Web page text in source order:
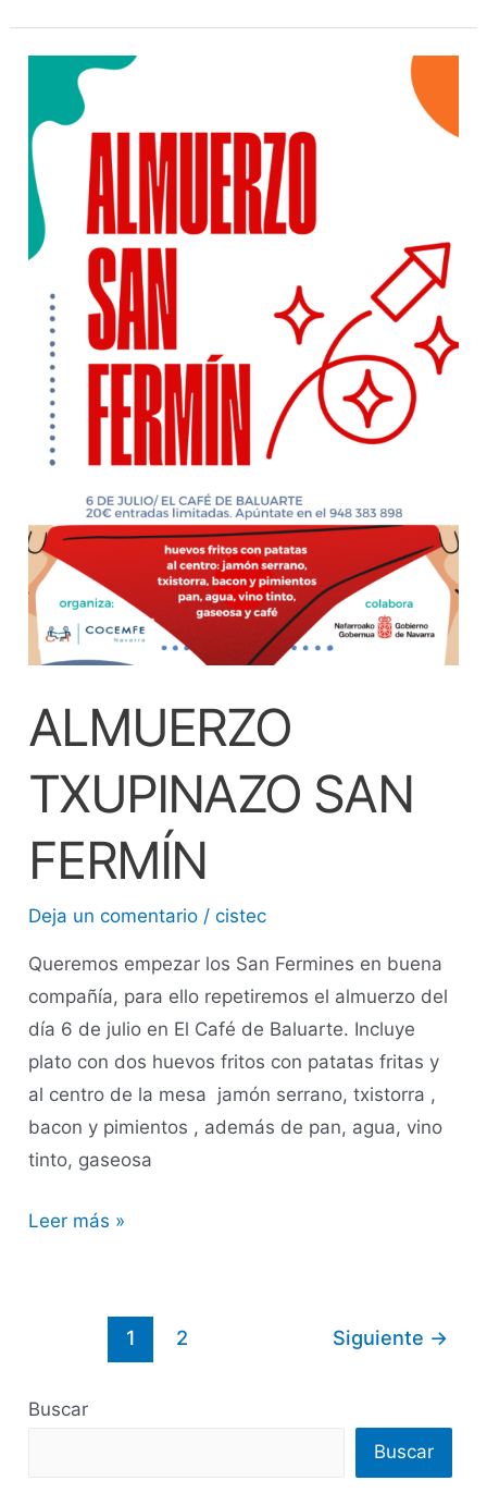
ALMUERZO
TXUPINAZO SAN
FERMÍN
Deja un comentario /cistec
Queremos empezar los San Fermines en buena
compañía, para ello repetiremos el almuerzo del
día 6 de julio en El Café de Baluarte. Incluye
plato con dos huevos fritos con patatas fritas y
al centro de la mesa jamón serrano, txistorra ,
bacon y pimientos , además de pan, agua, vino
tinto, gaseosa
ALMUERZO
TXUPINAZO
SAN
FERMÍN
Leer más »
1 2 Siguiente →
Buscar
Buscar